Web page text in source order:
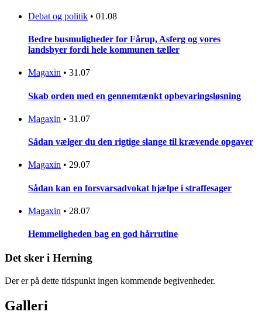
Debat og politik • 01.08
Bedre busmuligheder for Fårup, Asferg og vores
landsbyer fordi hele kommunen tæller
Magaxin • 31.07
Skab orden med en gennemtænkt opbevaringsløsning
Magaxin • 31.07
Sådan vælger du den rigtige slange til krævende opgaver
Magaxin • 29.07
Sådan kan en forsvarsadvokat hjælpe i straffesager
Magaxin • 28.07
Hemmeligheden bag en god hårrutine
Det sker i Herning
Der er på dette tidspunkt ingen kommende begivenheder.
Galleri